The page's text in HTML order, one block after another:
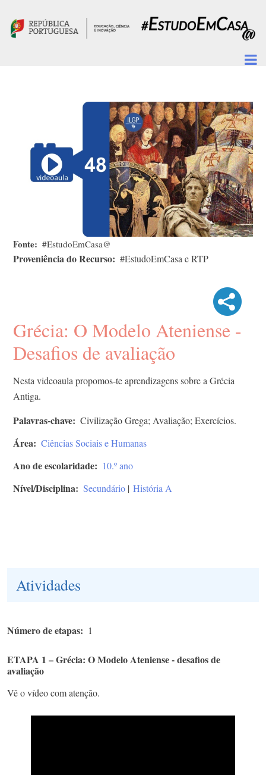
Fonte #EstudoEmCasa@
Proveniência do Recurso #EstudoEmCasa e RTP
Grécia: O Modelo Ateniense -
Desafios de avaliação
Nesta videoaula propomos-te aprendizagens sobre a Grécia
Antiga.
Palavras-chave Civilização Grega; Avaliação; Exercícios.
Área Ciências Sociais e Humanas
Ano de escolaridade 10.º ano
Nível/Disciplina Secundário | História A
Atividades
Número de etapas 1
ETAPA 1 – Grécia: O Modelo Ateniense - desafios de
avaliação
Vê o vídeo com atenção.